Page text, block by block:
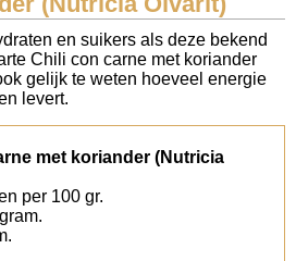
en suikers als deze bekend
Chili con carne met koriander
gelijk te weten hoeveel energie
levert.
met koriander (Nutricia
per 100 gr.